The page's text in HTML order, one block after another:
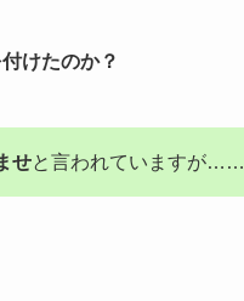
けたのか？
せと言われていますが……